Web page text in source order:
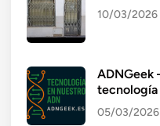
10/03/2026
ADNGeek
tecnología
05/03/2026